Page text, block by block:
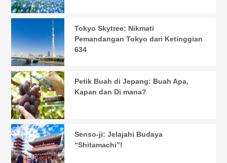
Tokyo Skytree: Nikmati
Pemandangan Tokyo dari Ketinggian
634
Petik Buah di Jepang: Buah Apa,
Kapan dan Di mana?
Senso-ji: Jelajahi Budaya
“Shitamachi”!